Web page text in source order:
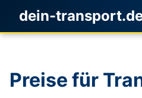
dein-
Preise für